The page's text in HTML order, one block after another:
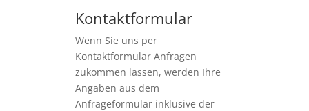
Kontaktformular
Wenn Sie uns per
Kontaktformular Anfragen
zukommen lassen, werden Ihre
Angaben aus dem
Anfrageformular inklusive der